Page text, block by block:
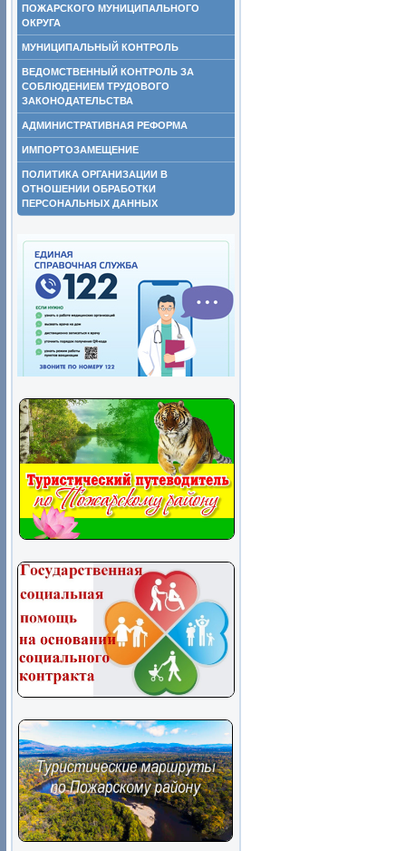
ПОЖАРСКОГО МУНИЦИПАЛЬНОГО
ОКРУГА
МУНИЦИПАЛЬНЫЙ КОНТРОЛЬ
ВЕДОМСТВЕННЫЙ КОНТРОЛЬ ЗА
СОБЛЮДЕНИЕМ ТРУДОВОГО
ЗАКОНОДАТЕЛЬСТВА
АДМИНИСТРАТИВНАЯ РЕФОРМА
ИМПОРТОЗАМЕЩЕНИЕ
ПОЛИТИКА ОРГАНИЗАЦИИ В
ОТНОШЕНИИ ОБРАБОТКИ
ПЕРСОНАЛЬНЫХ ДАННЫХ